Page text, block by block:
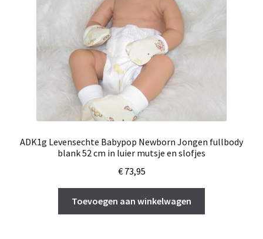
ADK1g Levensechte Babypop Newborn Jongen fullbody
blank 52 cm in luier mutsje en slofjes
€73,95
Toevoegen aan winkelwagen